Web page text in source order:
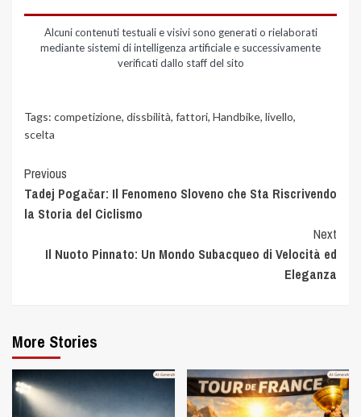
Alcuni contenuti testuali e visivi sono generati o rielaborati
mediante sistemi di intelligenza artificiale e successivamente
verificati dallo staff del sito
Tags: competizione, dissbilità, fattori, Handbike, livello,
scelta
Previous
Tadej Pogačar: Il Fenomeno Sloveno che Sta Riscrivendo
la Storia del Ciclismo
Next
Il Nuoto Pinnato: Un Mondo Subacqueo di Velocità ed
Eleganza
More Stories